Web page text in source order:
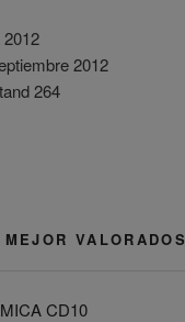
2012
264
VALORADOS
CD10